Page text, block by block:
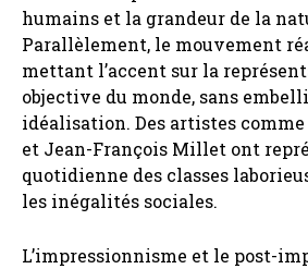
humains et la grandeur de la
Parallèlement, le mouvement
mettant l’accent sur la
objective du monde, sans
idéalisation. Des artistes comme
et Jean-François Millet ont
quotidienne des classes
les inégalités sociales.
L’impressionnisme et le post-